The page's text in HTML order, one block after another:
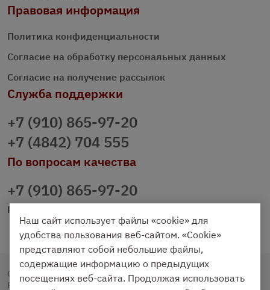
Правовая информация
Политика конфиденциальности
Согласие на обработку персональных данных
Согласие на получение рассылок
Служба поддержки
+7 (910) 865-97-20
+7 (4842) 704 555
По вопросам качества
+7 (910) 865-97-20
prazdnichniy40@palmi.ru
Copyright © 2020 - 2026. Праздничный Стол.
Разработка и продвижение - Vegas Studio
Наш сайт использует файлы «cookie» для
удобства пользования веб-сайтом. «Cookie»
представляют собой небольшие файлы,
содержащие информацию о предыдущих
посещениях веб-сайта. Продолжая использовать